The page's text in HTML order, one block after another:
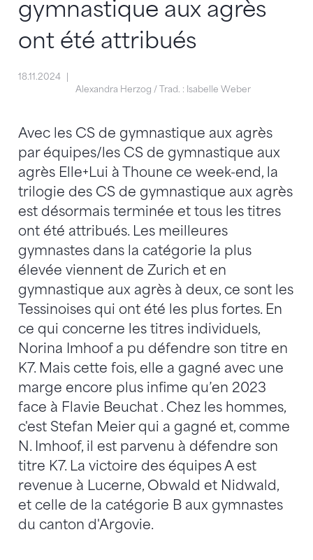
gymnastique aux agrès
ont été attribués
18.11.2024
Alexandra Herzog / Trad. : Isabelle Weber
Avec les CS de gymnastique aux agrès
par équipes/les CS de gymnastique aux
agrès Elle+Lui à Thoune ce week-end, la
trilogie des CS de gymnastique aux agrès
est désormais terminée et tous les titres
ont été attribués. Les meilleures
gymnastes dans la catégorie la plus
élevée viennent de Zurich et en
gymnastique aux agrès à deux, ce sont les
Tessinoises qui ont été les plus fortes. En
ce qui concerne les titres individuels,
Norina Imhoof a pu défendre son titre en
K7. Mais cette fois, elle a gagné avec une
marge encore plus infime qu’en 2023
face à Flavie Beuchat . Chez les hommes,
c'est Stefan Meier qui a gagné et, comme
N. Imhoof, il est parvenu à défendre son
titre K7. La victoire des équipes A est
revenue à Lucerne, Obwald et Nidwald,
et celle de la catégorie B aux gymnastes
du canton d'Argovie.